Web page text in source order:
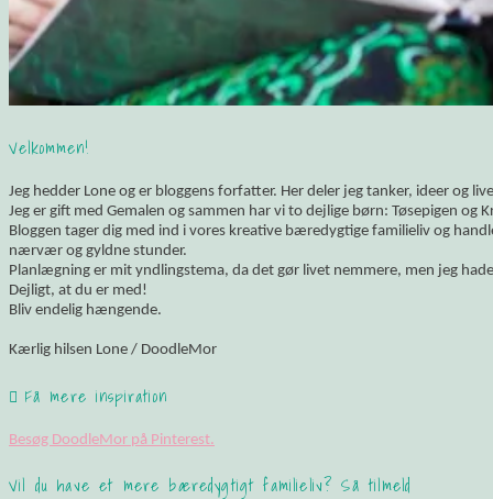
Velkommen!
Jeg hedder Lone og er bloggens forfatter. Her deler jeg tanker, ideer og
Jeg er gift med Gemalen og sammen har vi to dejlige børn: Tøsepigen og
Bloggen tager dig med ind i vores kreative bæredygtige familieliv og
nærvær og gyldne stunder.
Planlægning er mit yndlingstema, da det gør livet nemmere, men jeg
Dejligt, at du er med!
Bliv endelig hængende.
Kærlig hilsen Lone / DoodleMor
Få mere inspiration
Besøg DoodleMor på Pinterest.
Vil du have et mere bæredygtigt familieliv? Så tilmeld